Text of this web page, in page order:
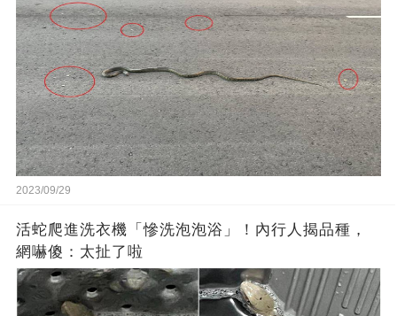
2023/09/29
活蛇爬進洗衣機「慘洗泡泡浴」！內行人揭品種，
網嚇傻：太扯了啦